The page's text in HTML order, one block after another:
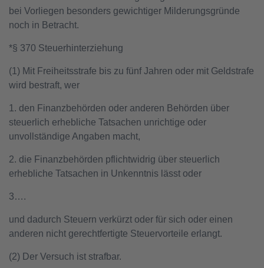
bei Vorliegen besonders gewichtiger Milderungsgründe
noch in Betracht.
*§ 370 Steuerhinterziehung
(1) Mit Freiheitsstrafe bis zu fünf Jahren oder mit Geldstrafe
wird bestraft, wer
1. den Finanzbehörden oder anderen Behörden über
steuerlich erhebliche Tatsachen unrichtige oder
unvollständige Angaben macht,
2. die Finanzbehörden pflichtwidrig über steuerlich
erhebliche Tatsachen in Unkenntnis lässt oder
3….
und dadurch Steuern verkürzt oder für sich oder einen
anderen nicht gerechtfertigte Steuervorteile erlangt.
(2) Der Versuch ist strafbar.